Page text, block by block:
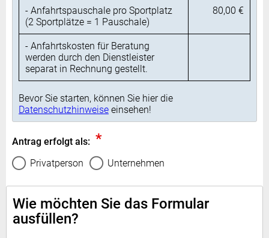
- Anfahrtspauschale pro Sportplatz
(2 Sportplätze = 1 Pauschale)
80,00 €
- Anfahrtskosten für Beratung
werden durch den Dienstleister
separat in Rechnung gestellt.
Bevor Sie starten, können Sie hier die
Datenschutzhinweise einsehen!
Antrag erfolgt als: *
Privatperson Unternehmen
Wie möchten Sie das Formular
ausfüllen?